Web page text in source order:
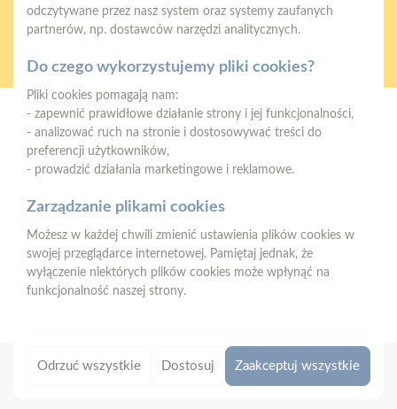
Oferujemy zakupy
Zakupy
Wyszków
ul. Pułtuska 84, 07-200 Wyszków
E-mail: info.wyszkow@psbmrowka.com.pl
NIP:9372720706
REGON: 382960652
Copyright 2026 © PSB MRÓWKA
odczytywane przez nasz system oraz systemy zaufanych
partnerów, np. dostawców narzędzi analitycznych.
Do czego wykorzystujemy pliki cookies?
Pliki cookies pomagają nam:
- zapewnić prawidłowe działanie strony i jej funkcjonalności,
- analizować ruch na stronie i dostosowywać treści do
preferencji użytkowników,
- prowadzić działania marketingowe i reklamowe.
Zarządzanie plikami cookies
Możesz w każdej chwili zmienić ustawienia plików cookies w
swojej przeglądarce internetowej. Pamiętaj jednak, że
wyłączenie niektórych plików cookies może wpłynąć na
funkcjonalność naszej strony.
Odrzuć wszystkie Dostosuj Zaakceptuj wszystkie